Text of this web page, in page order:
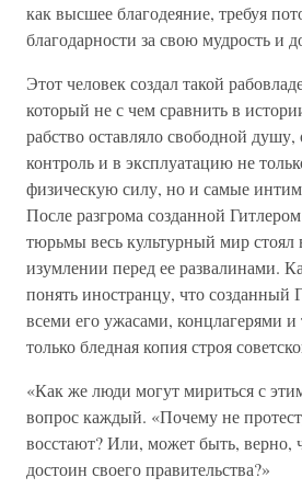
как высшее благодеяние, требуя
благодарности за свою мудрость и
Этот человек создал такой
который не с чем сравнить в
рабство оставляло свободной
контроль и в эксплуатацию не
физическую силу, но и самые
После разгрома созданной
тюрьмы весь культурный мир
изумлении перед ее развалинами.
понять иностранцу, что созданный
всеми его ужасами, концлагерями
только бледная копия строя
«Как же люди могут мириться с
вопрос каждый. «Почему не
восстают? Или, может быть, верно,
достоин своего правительства?»